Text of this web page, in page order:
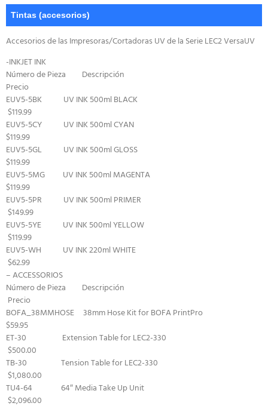
Tintas (accesorios)
Accesorios de las Impresoras/Cortadoras UV de la Serie LEC2 VersaUV
-INKJET INK
Número de Pieza Descripción
Precio
EUV5-5BK UV INK 500ml BLACK
$119.99
EUV5-5CY UV INK 500ml CYAN
$119.99
EUV5-5GL UV INK 500ml GLOSS
$119.99
EUV5-5MG UV INK 500ml MAGENTA
$119.99
EUV5-5PR UV INK 500ml PRIMER
$149.99
EUV5-5YE UV INK 500ml YELLOW
$119.99
EUV5-WH UV INK 220ml WHITE
$62.99
– ACCESSORIOS
Número de Pieza Descripción
Precio
BOFA_38MMHOSE 38mm Hose Kit for BOFA PrintPro
$59.95
ET-30 Extension Table for LEC2-330
$500.00
TB-30 Tension Table for LEC2-330
$1,080.00
TU4-64 64″ Media Take Up Unit
$2,096.00